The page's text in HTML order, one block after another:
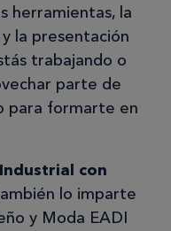
herramientas, la
la presentación
trabajando o
parte de
para formarte en
con
lo imparte
y Moda EADI